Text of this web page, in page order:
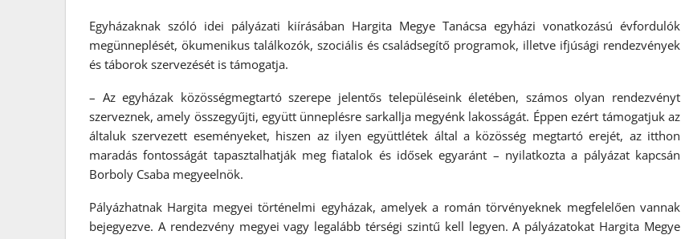
Egyházaknak szóló idei pályázati kiírásában Hargita Megye Tanácsa egyházi vonatkozású évfordulók
megünneplését, ökumenikus találkozók, szociális és családsegítő programok, illetve ifjúsági rendezvények
és táborok szervezését is támogatja.
– Az egyházak közösségmegtartó szerepe jelentős településeink életében, számos olyan rendezvényt
szerveznek, amely összegyűjti, együtt ünneplésre sarkallja megyénk lakosságát. Éppen ezért támogatjuk az
általuk szervezett eseményeket, hiszen az ilyen együttlétek által a közösség megtartó erejét, az itthon
maradás fontosságát tapasztalhatják meg fiatalok és idősek egyaránt – nyilatkozta a pályázat kapcsán
Borboly Csaba megyeelnök.
Pályázhatnak Hargita megyei történelmi egyházak, amelyek a román törvényeknek megfelelően vannak
bejegyezve. A rendezvény megyei vagy legalább térségi szintű kell legyen. A pályázatokat Hargita Megye